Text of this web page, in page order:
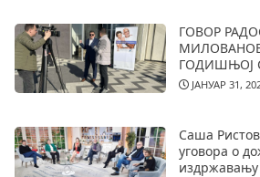
ГОВОР
ГОДИШЊОЈ
ЈАНУАР 31,
Саша
уговора о
издржавању